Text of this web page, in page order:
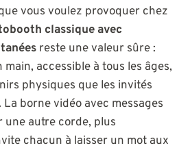
vous voulez provoquer chez
classique avec
reste une valeur sûre :
accessible à tous les âges,
physiques que les invités
borne vidéo avec messages
une autre corde, plus
chacun à laisser un mot aux